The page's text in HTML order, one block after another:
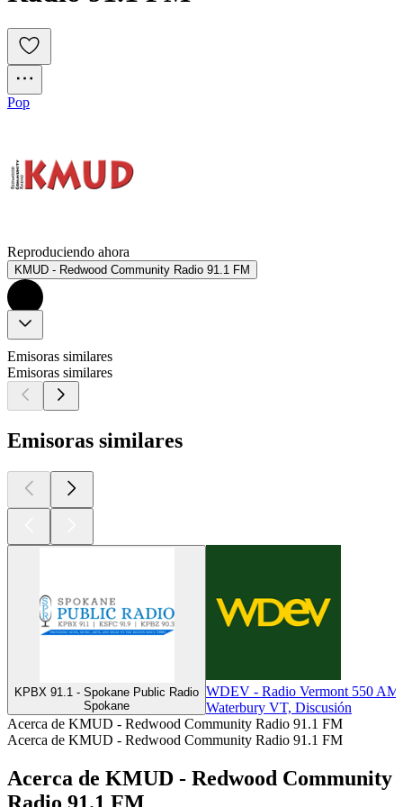
Pop
Reproduciendo ahora
KMUD - Redwood Community Radio 91.1 FM
Emisoras similares
Emisoras similares
Emisoras similares
KPBX 91.1 - Spokane Public Radio
Spokane
WDEV - Radio Vermont 550 AM
Waterbury VT, Discusión
Acerca de KMUD - Redwood Community Radio 91.1 FM
Acerca de KMUD - Redwood Community Radio 91.1 FM
Acerca de KMUD - Redwood Community
Radio 91.1 FM